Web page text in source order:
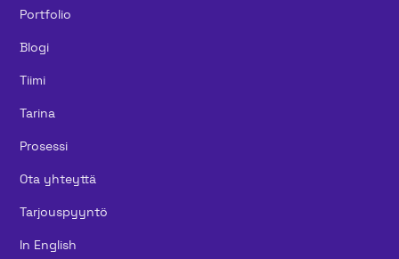
Portfolio
Blogi
Tiimi
Tarina
Prosessi
Ota yhteyttä
Tarjouspyyntö
In English